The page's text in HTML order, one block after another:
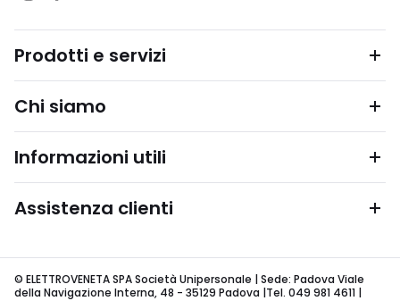
Prodotti e servizi
Chi siamo
Informazioni utili
Assistenza clienti
© ELETTROVENETA SPA Società Unipersonale | Sede: Padova Viale
della Navigazione Interna, 48 - 35129 Padova |Tel. 049 981 4611 |